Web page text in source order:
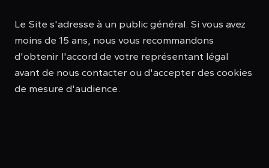
Le Site s'adresse à un public général. Si vous avez
moins de 15 ans, nous vous recommandons
d'obtenir l'accord de votre représentant légal
avant de nous contacter ou d'accepter des cookies
de mesure d'audience.